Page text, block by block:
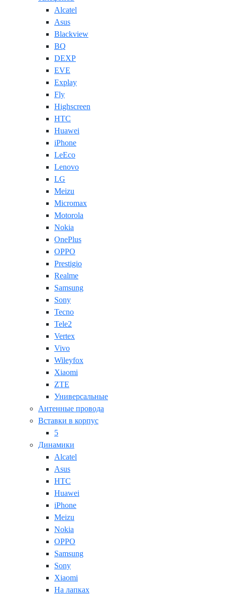
Alcatel
Asus
Blackview
BQ
DEXP
EVE
Explay
Fly
Highscreen
HTC
Huawei
iPhone
LeEco
Lenovo
LG
Meizu
Micromax
Motorola
Nokia
OnePlus
OPPO
Prestigio
Realme
Samsung
Sony
Tecno
Tele2
Vertex
Vivo
Wileyfox
Xiaomi
ZTE
Универсальные
Антенные провода
Вставки в корпус
5
Динамики
Alcatel
Asus
HTC
Huawei
iPhone
Meizu
Nokia
OPPO
Samsung
Sony
Xiaomi
На лапках